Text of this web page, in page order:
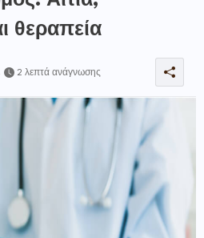
θεραπεία
2 λεπτά ανάγνωσης